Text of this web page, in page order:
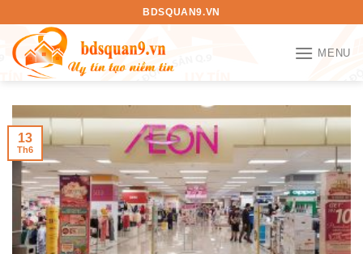
nội
dung
BDSQUAN9.VN
MENU
13
Th6